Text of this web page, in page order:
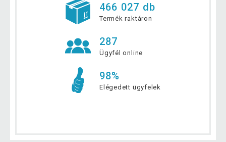
466 027 db
Termék raktáron
287
Ügyfél online
98%
Elégedett ügyfelek